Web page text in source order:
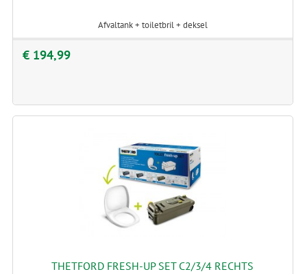
Afvaltank + toiletbril + deksel
€ 194,99
THETFORD FRESH-UP SET C2/3/4 RECHTS